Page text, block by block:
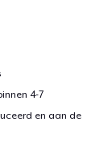
4-7
en aan de